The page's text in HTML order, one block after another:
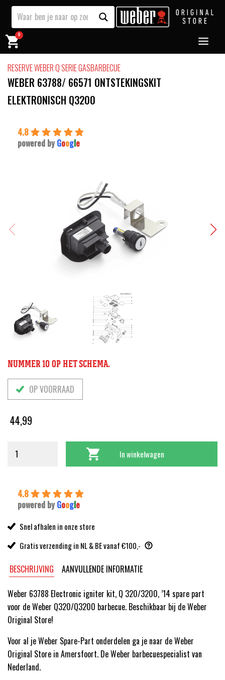
0
RESERVE WEBER Q SERIE GASBARBECUE
WEBER 63788/ 66571 ONTSTEKINGSKIT
ELEKTRONISCH Q3200
4.8
powered by Google
NUMMER 10 OP HET SCHEMA.
OP VOORRAAD
44,99
In winkelwagen
4.8
powered by Google
Snel afhalen in onze store
Gratis verzending in NL & BE vanaf €100,-
BESCHRIJVING AANVULLENDE INFORMATIE
Weber 63788 Electronic igniter kit, Q 320/3200, ’14 spare part
voor de Weber Q320/Q3200 barbecue. Beschikbaar bij de Weber
Original Store!
Voor al je Weber Spare-Part onderdelen ga je naar de Weber
Original Store in Amersfoort. De Weber barbecuespecialist van
Nederland.